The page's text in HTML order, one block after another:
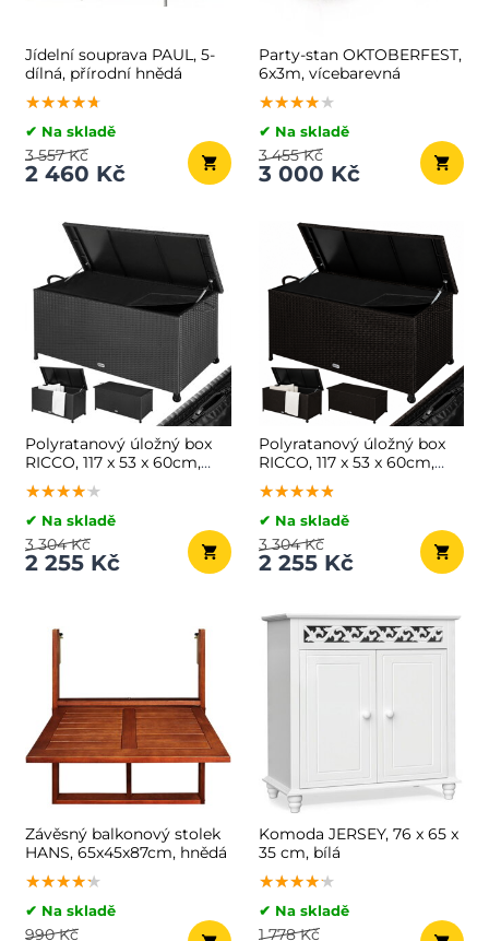
Jídelní souprava PAUL, 5-
dílná, přírodní hnědá
★★★★★
★★★★★
★★★★★
✔ Na skladě
2 460 Kč
3 557 Kč
Party-stan OKTOBERFEST,
6x3m, vícebarevná
★★★★★
★★★★★
★★★★★
✔ Na skladě
3 000 Kč
3 455 Kč
Polyratanový úložný box
RICCO, 117 x 53 x 60cm,
černá
★★★★★
★★★★★
★★★★★
✔ Na skladě
2 255 Kč
3 304 Kč
Polyratanový úložný box
RICCO, 117 x 53 x 60cm,
tmavě hnědá
★★★★★
★★★★★
★★★★★
✔ Na skladě
2 255 Kč
3 304 Kč
Závěsný balkonový stolek
HANS, 65x45x87cm, hnědá
★★★★★
★★★★★
★★★★★
✔ Na skladě
990 Kč
Komoda JERSEY, 76 x 65 x
35 cm, bílá
★★★★★
★★★★★
★★★★★
✔ Na skladě
1 778 Kč